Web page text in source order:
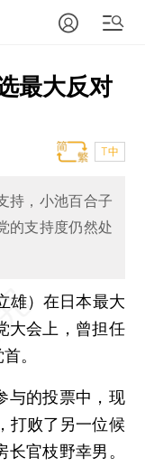
最大反对
T中
持，小池百合子
的支持度仍然处
雄）在日本最大
大会上，曾担任
。
的投票中，现
打败了另一位候
官枝野幸男。